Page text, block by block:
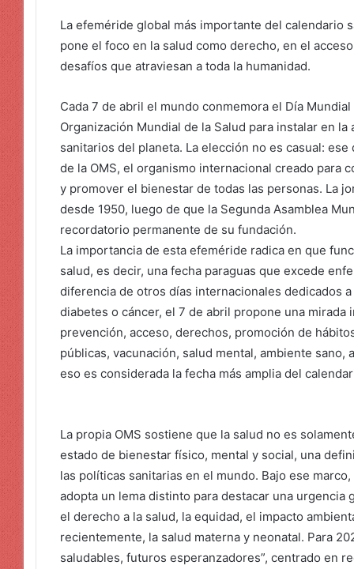
La efeméride global más importante del calendario
pone el foco en la salud como derecho, en el
desafíos que atraviesan a toda la humanidad.
Cada 7 de abril el mundo conmemora el Día
Organización Mundial de la Salud para instalar en
sanitarios del planeta. La elección no es casual:
de la OMS, el organismo internacional creado para
y promover el bienestar de todas las personas. La
desde 1950, luego de que la Segunda Asamblea
recordatorio permanente de su fundación.
La importancia de esta efeméride radica en que
salud, es decir, una fecha paraguas que excede
diferencia de otros días internacionales dedicados
diabetes o cáncer, el 7 de abril propone una
prevención, acceso, derechos, promoción de
públicas, vacunación, salud mental, ambiente
eso es considerada la fecha más amplia del
La propia OMS sostiene que la salud no es
estado de bienestar físico, mental y social, una
las políticas sanitarias en el mundo. Bajo ese
adopta un lema distinto para destacar una
el derecho a la salud, la equidad, el impacto
recientemente, la salud materna y neonatal. Para
saludables, futuros esperanzadores”, centrado en